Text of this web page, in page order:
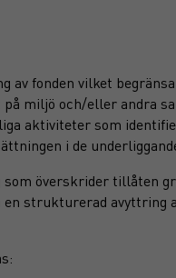
fonden vilket
miljö och/eller andra
aktiviteter som
i de
som överskrider tillåten
strukturerad avyttring